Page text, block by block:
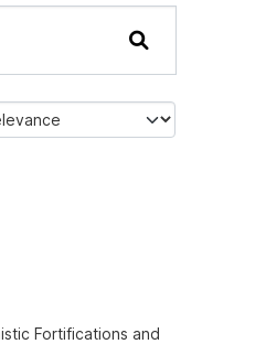
Fortifications and